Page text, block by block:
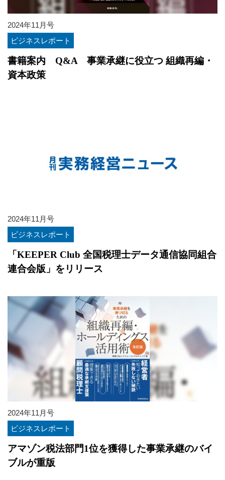
2024年11月号
ビジネスレポート
書籍案内 Q&A 事業承継に役立つ 組織再編・
資本政策
2024年11月号
ビジネスレポート
「KEEPER Club 全国税理士データ通信協同組合
連合会版」をリリース
2024年11月号
ビジネスレポート
アマゾン税法部門1位を獲得した事業承継のバイ
ブルが重版